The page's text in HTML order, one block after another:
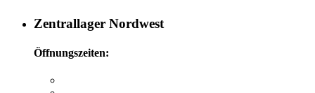
Zentrallager Nordwest
Öffnungszeiten: